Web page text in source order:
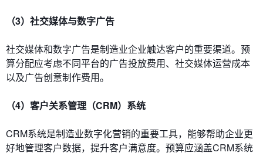
（3）社交媒体与数字广告
社交媒体和数字广告是制造业企业触达客户的重要渠道。预
算分配应考虑不同平台的广告投放费用、社交媒体运营成本
以及广告创意制作费用。
（4）客户关系管理（CRM）系统
CRM系统是制造业数字化营销的重要工具，能够帮助企业更
好地管理客户数据，提升客户满意度。预算应涵盖CRM系统